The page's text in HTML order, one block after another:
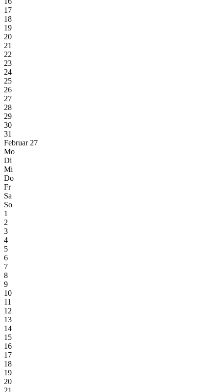
17
18
19
20
21
22
23
24
25
26
27
28
29
30
31
Februar 27
Mo
Di
Mi
Do
Fr
Sa
So
1
2
3
4
5
6
7
8
9
10
11
12
13
14
15
16
17
18
19
20
21